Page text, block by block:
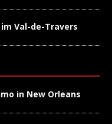
Val-de-Travers
in New Orleans